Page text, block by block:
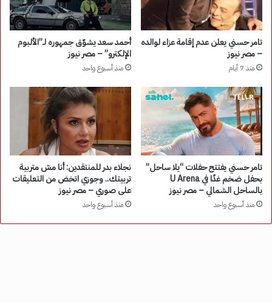
تامر حسني يعلن عدم إقامة عزاء لوالده
– مصر نيوز
منذ 7 أيام
أحمد سعد يشوّق جمهوره لـ”الألبوم
الإلكترو” – مصر نيوز
منذ أسبوع واحد
تامر حسني يفتتح حفلات “يلا ساحل”
بحفل ضخم غدًا في U Arena
بالساحل الشمالي – مصر نيوز
منذ أسبوع واحد
نجلاء بدر للمنتقدين: أنا مش متربية
تربيتك.. وجوزي اتخض من التعليقات
على صوري – مصر نيوز
منذ أسبوع واحد